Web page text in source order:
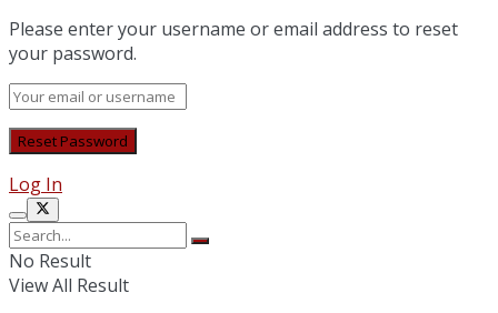
Please enter your username or email address to reset
your password.
Log In
No Result
View All Result